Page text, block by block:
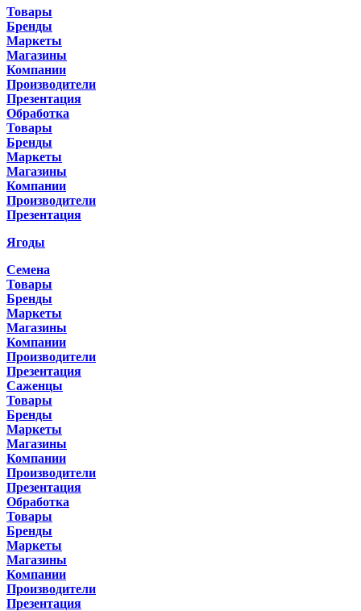
Товары
Бренды
Маркеты
Магазины
Компании
Производители
Презентация
Обработка
Товары
Бренды
Маркеты
Магазины
Компании
Производители
Презентация
Ягоды
Семена
Товары
Бренды
Маркеты
Магазины
Компании
Производители
Презентация
Саженцы
Товары
Бренды
Маркеты
Магазины
Компании
Производители
Презентация
Обработка
Товары
Бренды
Маркеты
Магазины
Компании
Производители
Презентация